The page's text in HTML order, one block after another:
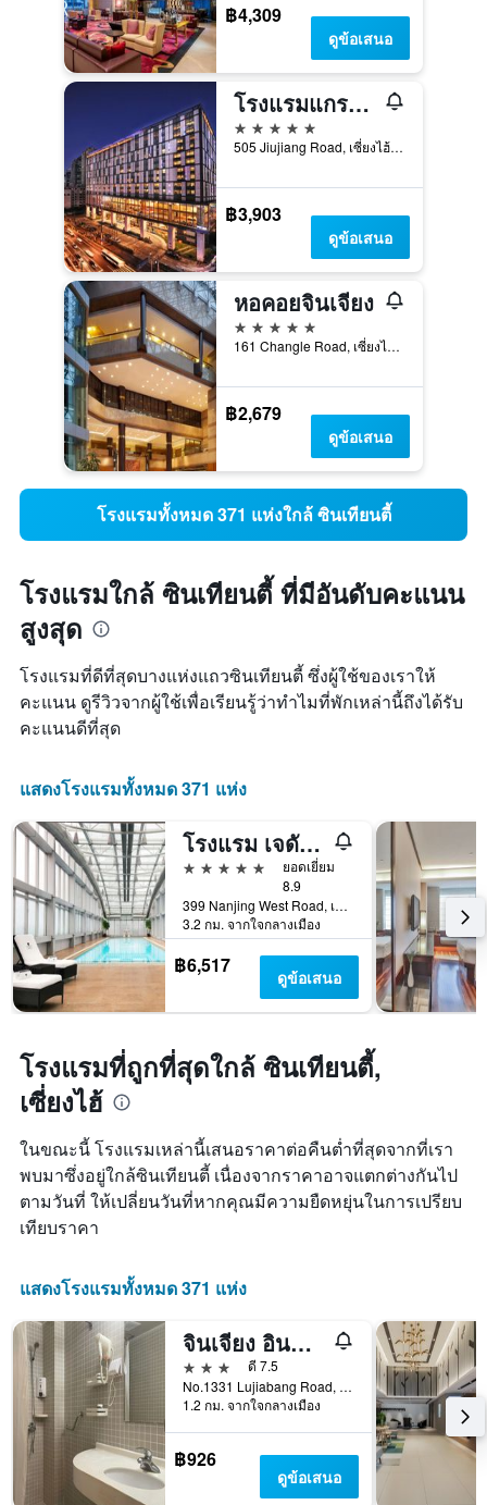
฿4,309
ดูข้อเสนอ
โรงแรมแกรนด์ เซ็นทรัล เซี่ยงไฮ้
5 ดาว
505 Jiujiang Road, เซี่ยงไฮ้, จีน
฿3,903
ดูข้อเสนอ
หอคอยจินเจียง
5 ดาว
161 Changle Road, เซี่ยงไฮ้, จีน
฿2,679
ดูข้อเสนอ
โรงแรมทั้งหมด 371 แห่งใกล้ ซินเทียนตี้
โรงแรมใกล้ ซินเทียนตี้ ที่มีอันดับคะแนน
สูงสุด
โรงแรมที่ดีที่สุดบางแห่งแถวซินเทียนตี้ ซึ่งผู้ใช้ของเราให้
คะแนน ดูรีวิวจากผู้ใช้เพื่อเรียนรู้ว่าทำไมที่พักเหล่านี้ถึงได้รับ
คะแนนดีที่สุด
แสดงโรงแรมทั้งหมด 371 แห่ง
โรงแรม เจดับบลิว แมริออท เซี่ยงไฮ้ ทูมอร์โรว์ สแควร์
5 ดาว
ยอดเยี่ยม
8.9
399 Nanjing West Road, เซี่ยงไฮ้, จีน
3.2 กม. จากใจกลางเมือง
฿6,517 ดูข้อเสนอ
โรงแรมที่ถูกที่สุดใกล้ ซินเทียนตี้,
เซี่ยงไฮ้
ในขณะนี้ โรงแรมเหล่านี้เสนอราคาต่อคืนต่ำที่สุดจากที่เรา
พบมาซึ่งอยู่ใกล้ซินเทียนตี้ เนื่องจากราคาอาจแตกต่างกันไป
ตามวันที่ ให้เปลี่ยนวันที่หากคุณมีความยืดหยุ่นในการเปรียบ
เทียบราคา
แสดงโรงแรมทั้งหมด 371 แห่ง
จินเจียง อินน์ เซี่ยงไฮ้ ลู่เจียปัง โร้ด
3 ดาว
ดี 7.5
No.1331 Lujiabang Road, เซี่ยงไฮ้, จีน
1.2 กม. จากใจกลางเมือง
฿926
ดูข้อเสนอ